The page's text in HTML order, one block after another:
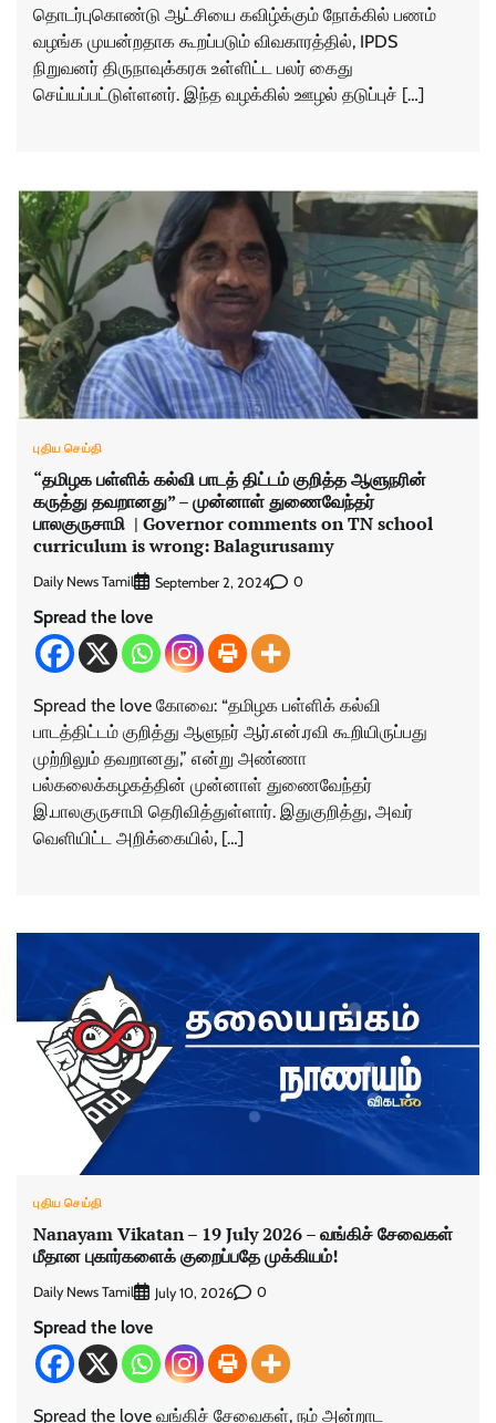
தொடர்புகொண்டு ஆட்சியை கவிழ்க்கும் நோக்கில் பணம்
வழங்க முயன்றதாக கூறப்படும் விவகாரத்தில், IPDS
நிறுவனர் திருநாவுக்கரசு உள்ளிட்ட பலர் கைது
செய்யப்பட்டுள்ளனர். இந்த வழக்கில் ஊழல் தடுப்புச் […]
புதிய செய்தி
“தமிழக பள்ளிக் கல்வி பாடத் திட்டம் குறித்த ஆளுநரின்
கருத்து தவறானது” – முன்னாள் துணைவேந்தர்
பாலகுருசாமி | Governor comments on TN school
curriculum is wrong: Balagurusamy
Daily News Tamil September 2, 2024 0
Spread the love
Spread the love கோவை: “தமிழக பள்ளிக் கல்வி
பாடத்திட்டம் குறித்து ஆளுநர் ஆர்.என்.ரவி கூறியிருப்பது
முற்றிலும் தவறானது,” என்று அண்ணா
பல்கலைக்கழகத்தின் முன்னாள் துணைவேந்தர்
இ.பாலகுருசாமி தெரிவித்துள்ளார். இதுகுறித்து, அவர்
வெளியிட்ட அறிக்கையில், […]
புதிய செய்தி
Nanayam Vikatan – 19 July 2026 – வங்கிச் சேவைகள்
மீதான புகார்களைக் குறைப்பதே முக்கியம்!
Daily News Tamil July 10, 2026 0
Spread the love
Spread the love வங்கிச் சேவைகள், நம் அன்றாட